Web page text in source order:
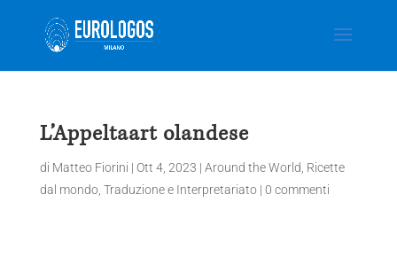
L’Appeltaart olandese
di Matteo Fiorini | Ott 4, 2023 | Around the World Ricette
dal mondo, Traduzione e Interpretariato| 0 commenti